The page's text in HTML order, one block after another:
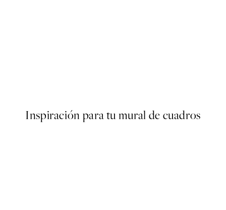
Inspiración para tu mural de cuadros